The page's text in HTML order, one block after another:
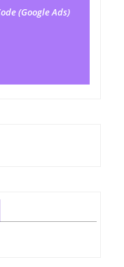
(Google Ads)